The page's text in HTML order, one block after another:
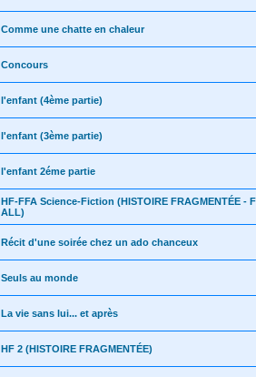
Comme une chatte en chaleur
Concours
l'enfant (4ème partie)
l'enfant (3ème partie)
l'enfant 2éme partie
HF-FFA Science-Fiction (HISTOIRE FRAGMENTÉE -
ALL)
Récit d'une soirée chez un ado chanceux
Seuls au monde
La vie sans lui... et après
HF 2 (HISTOIRE FRAGMENTÉE)